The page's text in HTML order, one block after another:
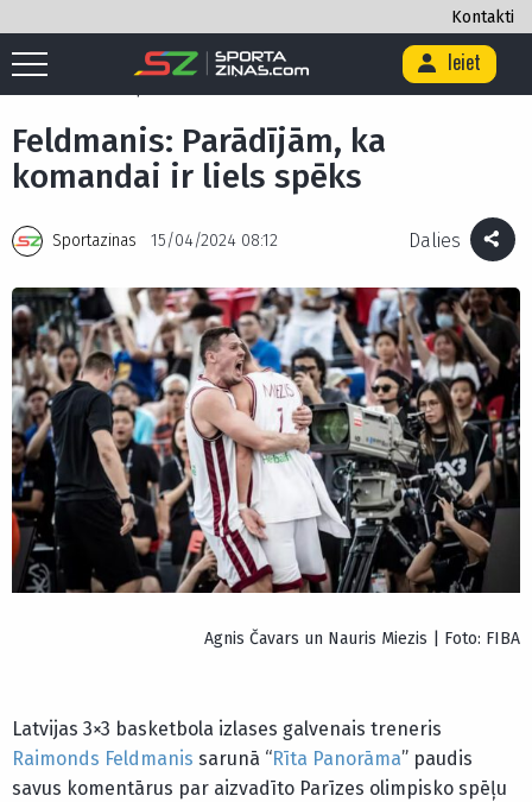
Kontakti
Ieiet
Sākums Basketbols / 3x3 basketbols
Feldmanis: Parādījām, ka
Feldmanis: Parādījām, ka
komandai ir liels spēks
Sportazinas 15/04/2024 08:12 Dalies
Agnis Čavars un Nauris Miezis | Foto: FIBA
Latvijas 3×3 basketbola izlases galvenais treneris
Raimonds Feldmanis sarunā “Rīta Panorāma” paudis
savus komentārus par aizvadīto Parīzes olimpisko spēļu